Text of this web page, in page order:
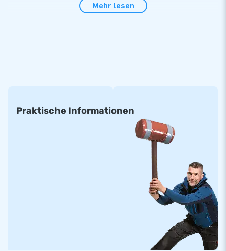
Akku nicht mehr richtig funktioniert. Es ist nicht sinnvoll, ihn
Ihre interaktiven Spiele in Topzustand – für stundenlangen
Mehr lesen
Praktische Informationen